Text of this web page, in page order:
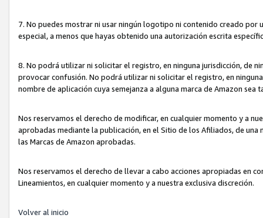
7. No puedes mostrar ni usar ningún logotipo ni contenido creado por
especial, a menos que hayas obtenido una autorización escrita
8. No podrá utilizar ni solicitar el registro, en ninguna jurisdicción, de
provocar confusión. No podrá utilizar ni solicitar el registro, en
nombre de aplicación cuya semejanza a alguna marca de Amazon
Nos reservamos el derecho de modificar, en cualquier momento y a
aprobadas mediante la publicación, en el Sitio de los Afiliados, de
las Marcas de Amazon aprobadas.
Nos reservamos el derecho de llevar a cabo acciones apropiadas en
Lineamientos, en cualquier momento y a nuestra exclusiva discreción.
Volver al inicio